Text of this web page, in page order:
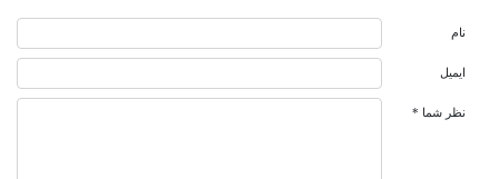
نام
ایمیل
نظر شما *